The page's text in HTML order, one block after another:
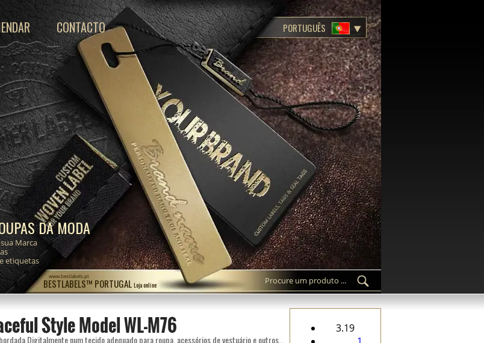
BESTLABELS™ PORTUGAL Loja online
www.bestlabels.pt
DA MODA
Marca
etiquetas
CONTACTO PORTUGUÊS
Style Model WL-M76
3.19